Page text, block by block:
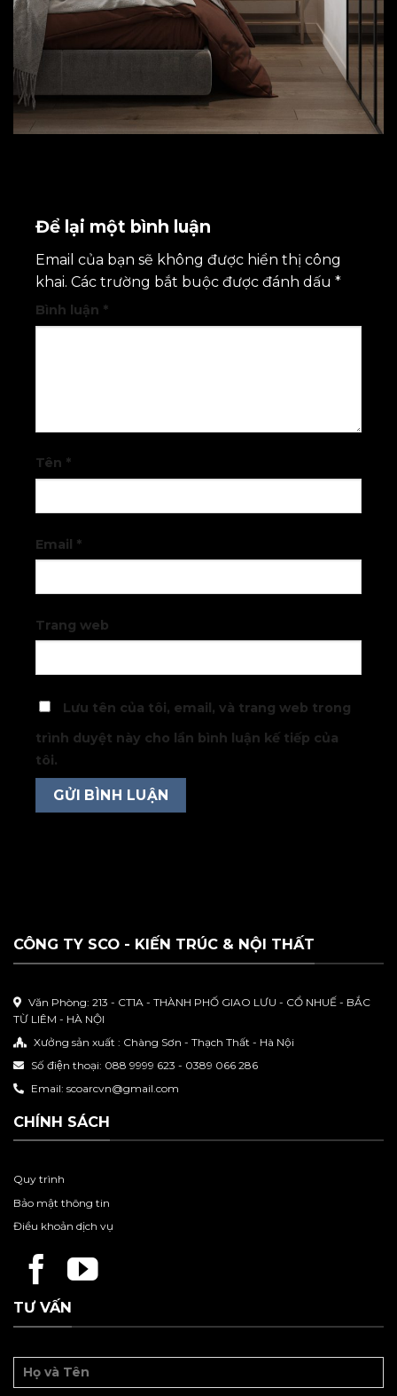
Để lại một bình luận
Email của bạn sẽ không được hiển thị công
khai. Các trường bắt buộc được đánh dấu *
Bình luận *
Tên *
Email *
Trang web
Lưu tên của tôi, email, và trang web trong
trình duyệt này cho lần bình luận kế tiếp của
tôi.
CÔNG TY SCO - KIẾN TRÚC & NỘI THẤT
Văn Phòng: 213 - CT1A - THÀNH PHỐ GIAO LƯU - CỔ NHUẾ - BẮC
TỪ LIÊM - HÀ NỘI
Xưởng sản xuất : Chàng Sơn - Thạch Thất - Hà Nội
Số điện thoại: 088 9999 623 - 0389 066 286
Email: scoarcvn@gmail.com
CHÍNH SÁCH
Quy trình
Bảo mật thông tin
Điều khoản dịch vụ
TƯ VẤN